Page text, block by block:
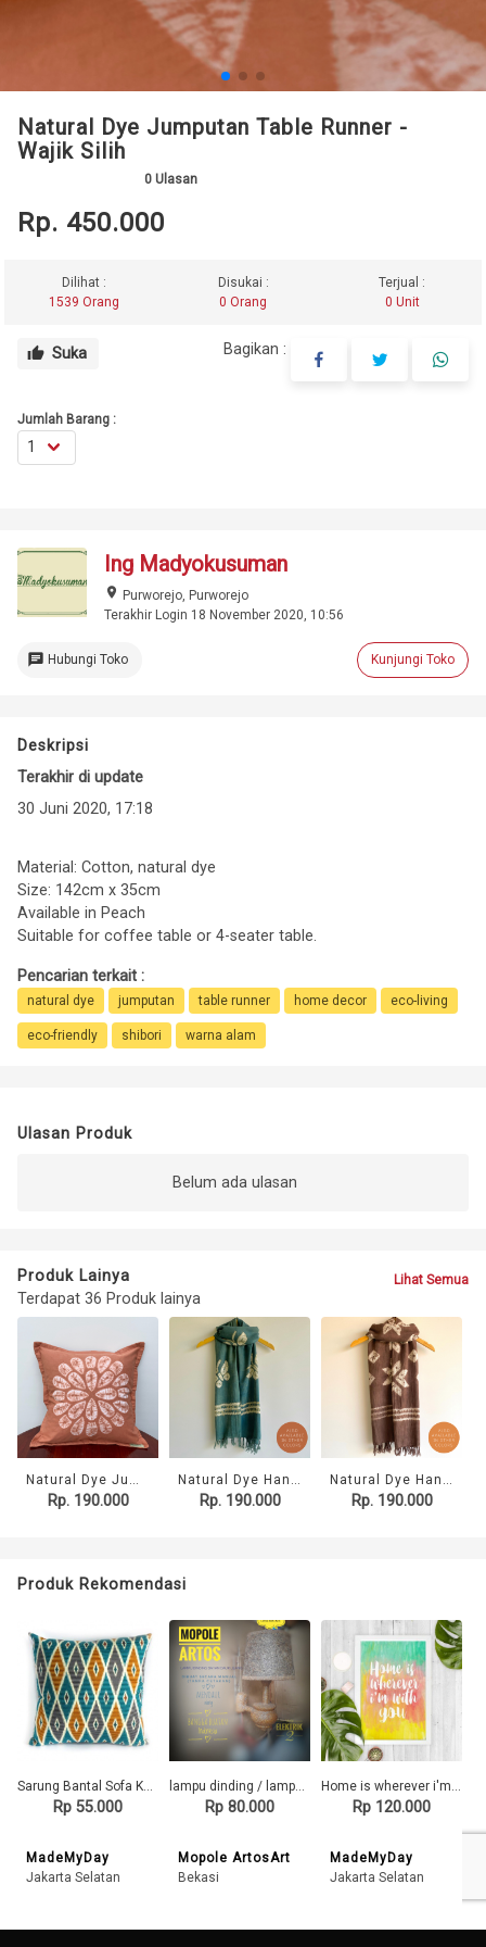
Natural Dye Jumputan Table Runner -
Wajik Silih
0 Ulasan
Rp. 450.000
Dilihat :
1539 Orang
Disukai :
0 Orang
Terjual :
0 Unit
thumb_up Suka Bagikan :
Jumlah Barang :
Ing Madyokusuman
place Purworejo, Purworejo
Terakhir Login 18 November 2020, 10:56
chat Hubungi Toko Kunjungi Toko
Deskripsi
Terakhir di update
30 Juni 2020, 17:18
Material: Cotton, natural dye
Size: 142cm x 35cm
Available in Peach
Suitable for coffee table or 4-seater table.
Pencarian terkait :
natural dye jumputan table runner home decor eco-living
eco-friendly shibori warna alam
Ulasan Produk
Belum ada ulasan
Produk Lainya
Terdapat 36 Produk lainya
Lihat Semua
Natural Dye Jumputan Cushion Cover - Krisan
Rp. 190.000
Natural Dye Handwoven Scarf - Kupu
Rp. 190.000
Natural Dye Handwoven Scarf - Kartika
Rp. 190.000
Produk Rekomendasi
Sarung Bantal Sofa Katun Etnik 40x40 cm Wajik Tosca , Cushion Cover Throw Pillow
Rp 55.000
MadeMyDay
Jakarta Selatan
lampu dinding / lampu tidur / dekorasi rumah
Rp 80.000
Mopole ArtosArt
Bekasi
Home is wherever i'm with you 20x30cm Wall Decor Hiasan Dinding
Rp 120.000
MadeMyDay
Jakarta Selatan